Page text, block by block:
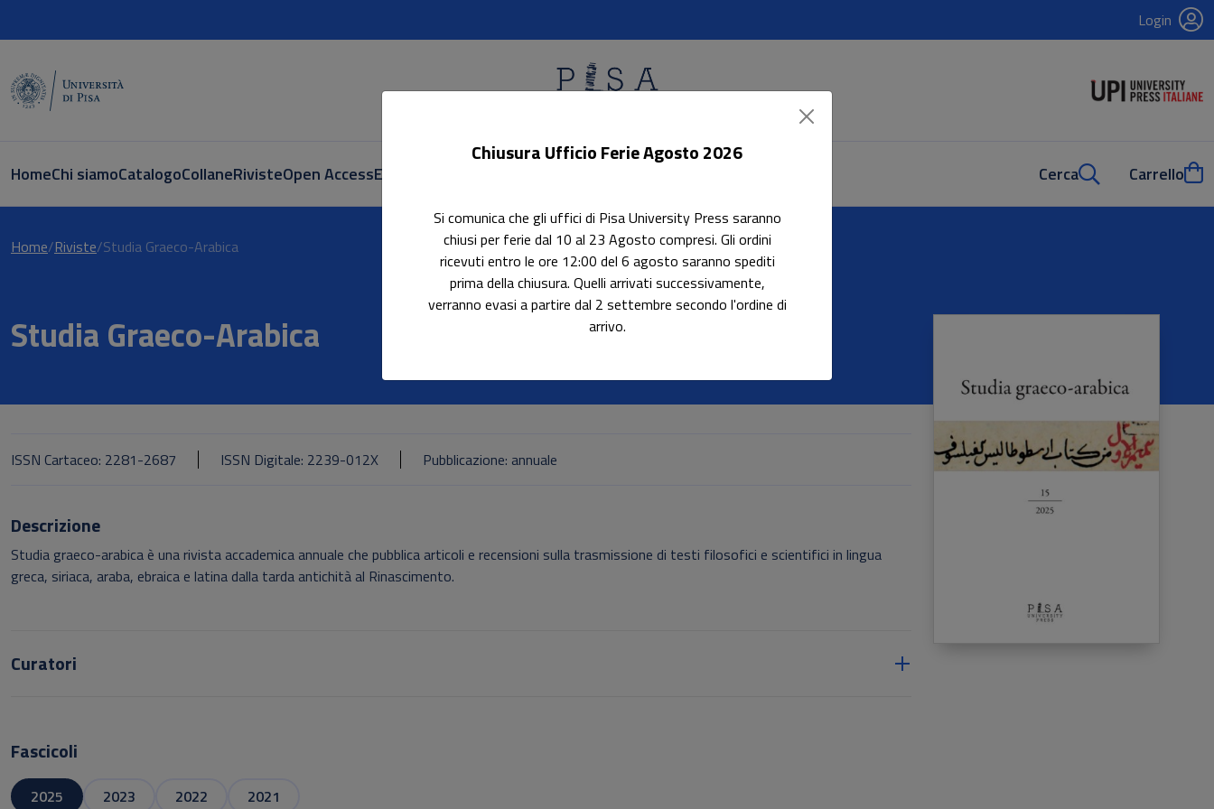
Login
HomeChi siamoCatalogoCollaneRivisteOpen AccessE-book Accessibili Cerca Carrello
Home Riviste Studia Graeco-Arabica
Studia Graeco-Arabica
ISSN Cartaceo: 2281-2687 ISSN Digitale: 2239-012X Pubblicazione: annuale
Descrizione
Studia graeco-arabica è una rivista accademica annuale che pubblica articoli e recensioni sulla trasmissione di testi filosofici e scientifici in lingua
greca, siriaca, araba, ebraica e latina dalla tarda antichità al Rinascimento.
Curatori
Fascicoli
2025 2023 2022 2021
Chiusura Ufficio Ferie Agosto 2026
Si comunica che gli uffici di Pisa University Press saranno
chiusi per ferie dal 10 al 23 Agosto compresi. Gli ordini
ricevuti entro le ore 12:00 del 6 agosto saranno spediti
prima della chiusura. Quelli arrivati successivamente,
verranno evasi a partire dal 2 settembre secondo l'ordine di
arrivo.